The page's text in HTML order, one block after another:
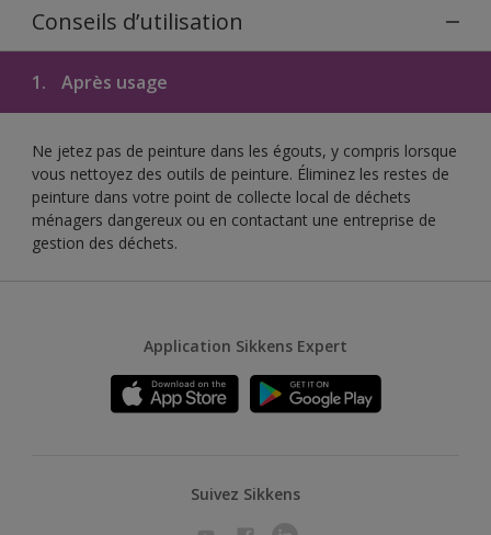
Conseils d’utilisation
1. Après usage
Ne jetez pas de peinture dans les égouts, y compris lorsque
vous nettoyez des outils de peinture. Éliminez les restes de
peinture dans votre point de collecte local de déchets
ménagers dangereux ou en contactant une entreprise de
gestion des déchets.
Application Sikkens Expert
Suivez Sikkens